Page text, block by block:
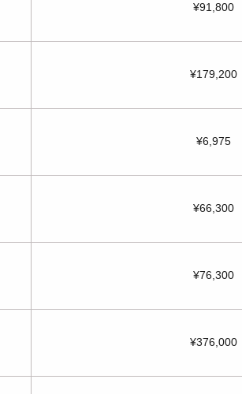
¥91,800
¥179,200
¥6,975
¥66,300
¥76,300
¥376,000